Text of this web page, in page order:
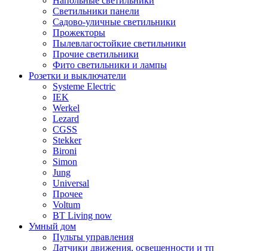
Светильники панели
Садово-уличные светильники
Прожекторы
Пылевлагостойкие светильники
Прочие светильники
Фито светильники и лампы
Розетки и выключатели
Systeme Electric
IEK
Werkel
Lezard
CGSS
Stekker
Bironi
Simon
Jung
Universal
Прочее
Voltum
BT Living now
Умный дом
Пульты управления
Датчики движения, освещенности и тп